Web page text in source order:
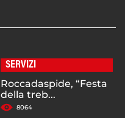
SERVIZI
Roccadaspide, “Festa
della treb...
8064